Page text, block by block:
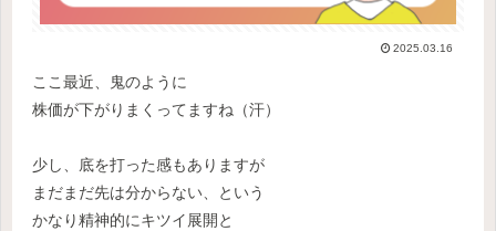
2025.03.16
ここ最近、鬼のように
株価が下がりまくってますね（汗）
少し、底を打った感もありますが
まだまだ先は分からない、という
かなり精神的にキツイ展開と